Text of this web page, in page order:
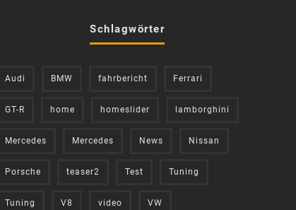
Schlagwörter
Audi BMW fahrbericht Ferrari
GT-R home homeslider lamborghini
Mercedes Mercedes News Nissan
Porsche teaser2 Test Tuning
Tuning V8 video VW